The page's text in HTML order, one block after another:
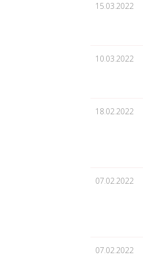
15.03.2022
10.03.2022
18.02.2022
07.02.2022
07.02.2022